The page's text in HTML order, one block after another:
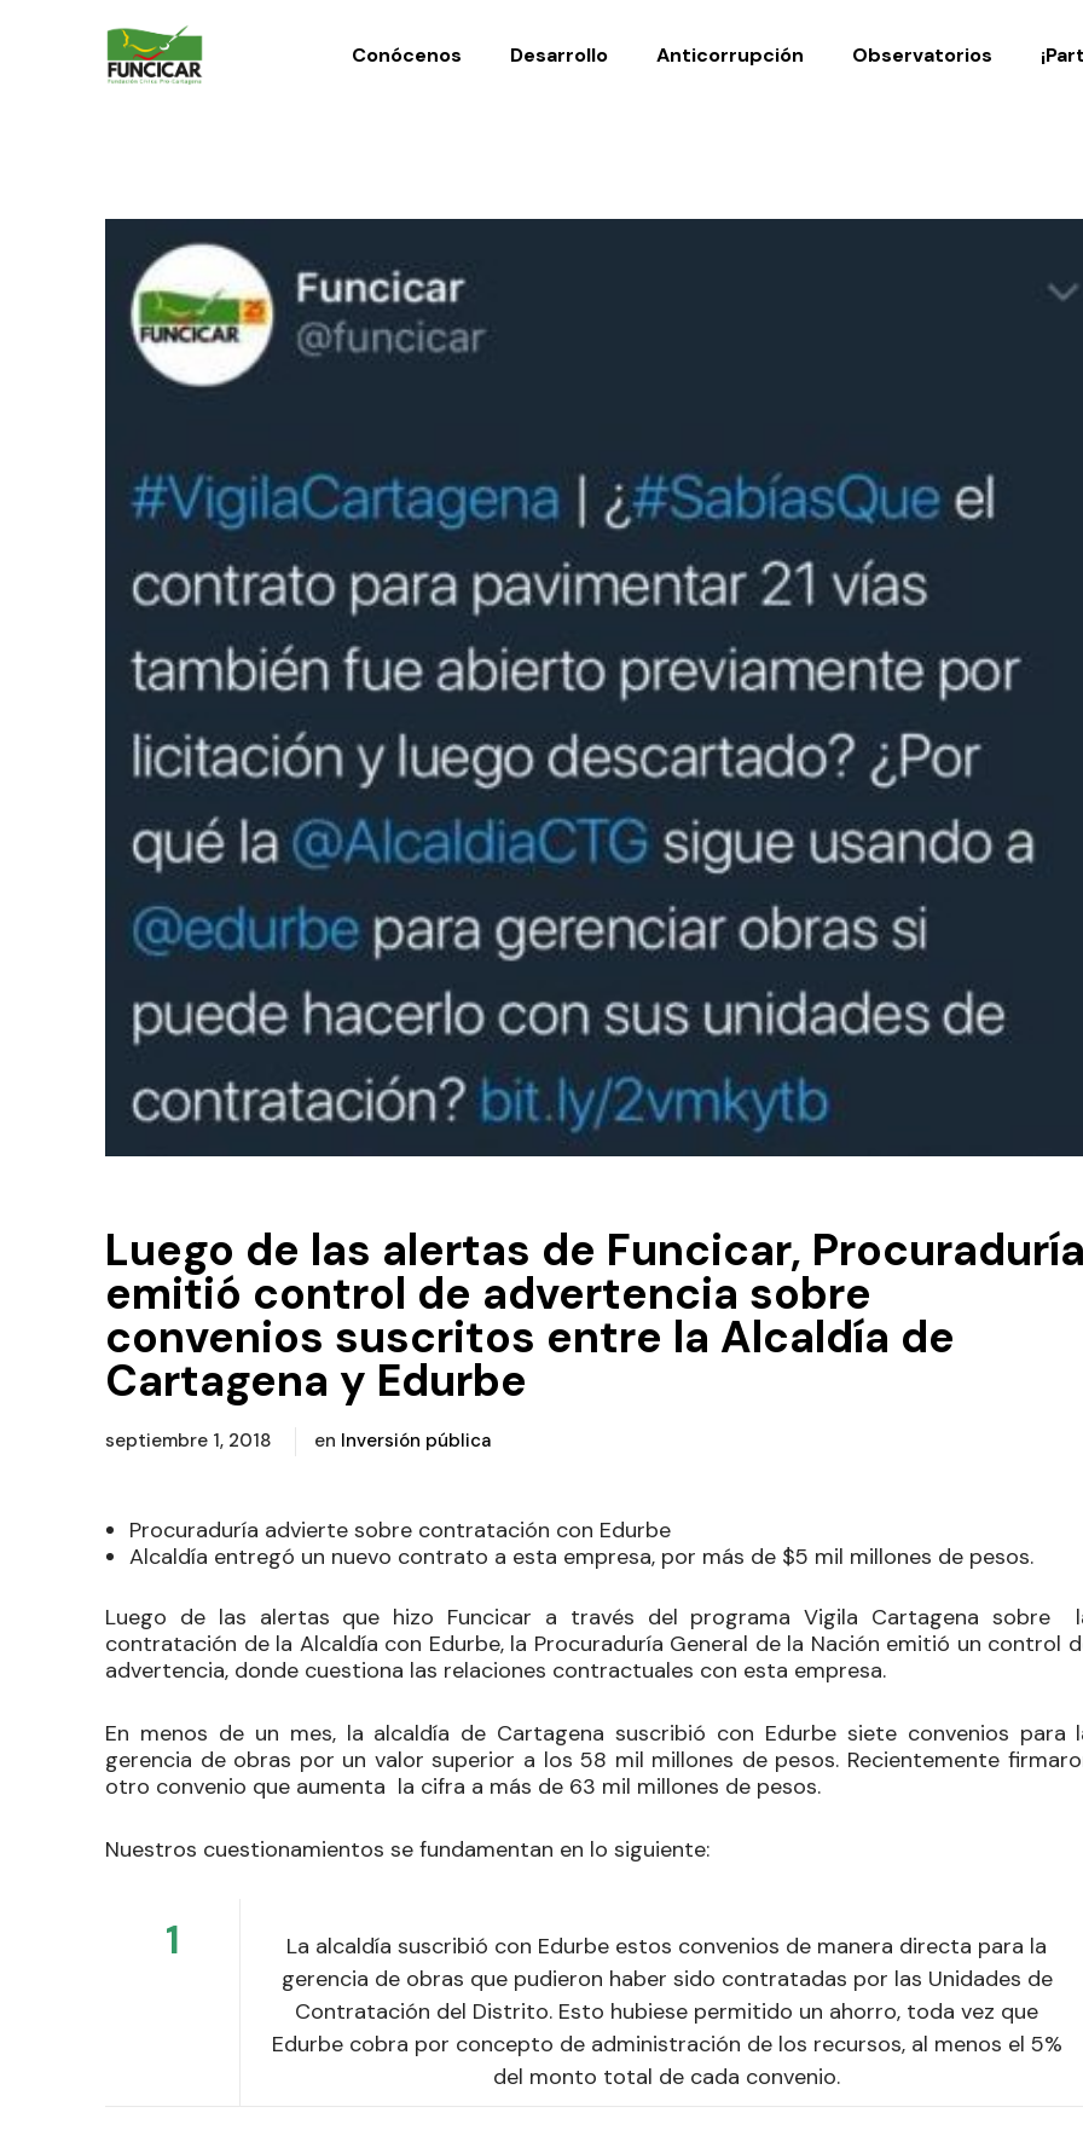
Conócenos Desarrollo Anticorrupción Observatorios
Luego de las alertas de Funcicar, Procuraduría
emitió control de advertencia sobre
convenios suscritos entre la Alcaldía de
Cartagena y Edurbe
septiembre 1, 2018 en Inversión pública
Procuraduría advierte sobre contratación con Edurbe
Alcaldía entregó un nuevo contrato a esta empresa, por más de $5 mil millones de pesos.
Luego de las alertas que hizo Funcicar a través del programa Vigila Cartagena sobre
contratación de la Alcaldía con Edurbe, la Procuraduría General de la Nación emitió un control
advertencia, donde cuestiona las relaciones contractuales con esta empresa.
En menos de un mes, la alcaldía de Cartagena suscribió con Edurbe siete convenios para
gerencia de obras por un valor superior a los 58 mil millones de pesos. Recientemente
otro convenio que aumenta la cifra a más de 63 mil millones de pesos.
Nuestros cuestionamientos se fundamentan en lo siguiente:
1
La alcaldía suscribió con Edurbe estos convenios de manera directa para la
gerencia de obras que pudieron haber sido contratadas por las Unidades de
Contratación del Distrito. Esto hubiese permitido un ahorro, toda vez que
Edurbe cobra por concepto de administración de los recursos, al menos el 5%
del monto total de cada convenio.